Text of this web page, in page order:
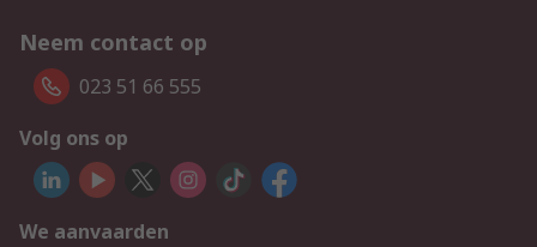
Neem contact op
023 51 66 555
Volg ons op
We aanvaarden